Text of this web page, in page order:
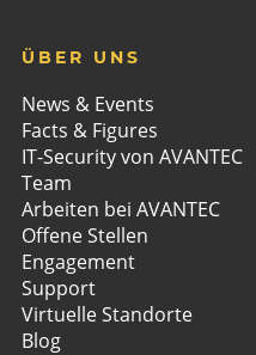
ÜBER UNS
News & Events
Facts & Figures
IT-Security von AVANTEC
Team
Arbeiten bei AVANTEC
Offene Stellen
Engagement
Support
Virtuelle Standorte
Blog